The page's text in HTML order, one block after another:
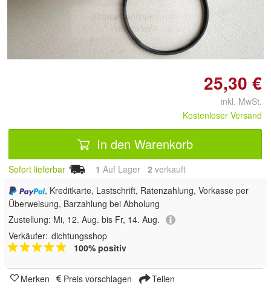
Doppelt antippen zum
vergrößern
25,30 €
inkl. MwSt.
Kostenloser Versand
In den Warenkorb
Sofort lieferbar 1 Auf Lager 2 verkauft
, Kreditkarte, Lastschrift, Ratenzahlung, Vorkasse per
Überweisung, Barzahlung bei Abholung
Zustellung: Mi, 12. Aug. bis Fr, 14. Aug.
Verkäufer: dichtungsshop
100% positiv
Merken Preis vorschlagen Teilen